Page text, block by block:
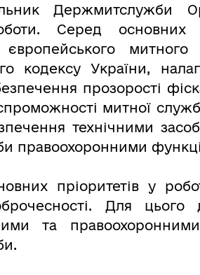
Держмитслужби
Серед основних
європейського
кодексу України,
прозорості
спроможності митної
технічними
правоохоронними
пріоритетів у
Для цього
та